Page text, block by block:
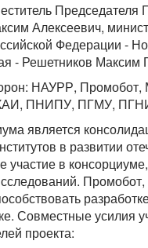
Председателя
Алексеевич,
Федерации -
- Решетников Максим
НАУРР,
ПНИПУ, ПГМУ,
является
в развитии
в
Промобот,
Совместные усилия
проекта: